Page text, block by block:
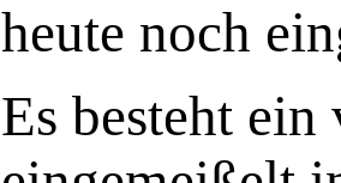
heute noch
Es besteht